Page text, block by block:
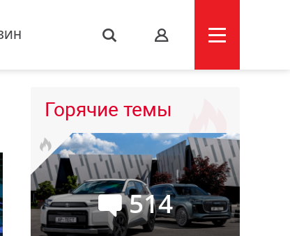
s
Горячие темы
514